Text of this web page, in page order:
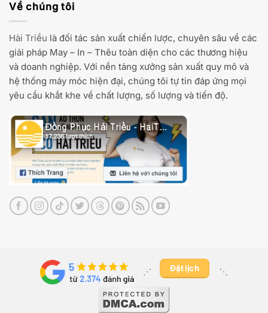
Về chúng tôi
Hải Triều là đối tác sản xuất chiến lược, chuyên sâu về các
giải pháp May – In – Thêu toàn diện cho các thương hiệu
và doanh nghiệp. Với nền tảng xưởng sản xuất quy mô và
hệ thống máy móc hiện đại, chúng tôi tự tin đáp ứng mọi
yêu cầu khắt khe về chất lượng, số lượng và tiến độ.
⋰ ​ Đặt lịch ⋱